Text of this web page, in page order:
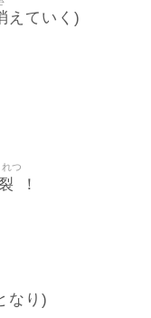
えていく)
つ
！
なり)